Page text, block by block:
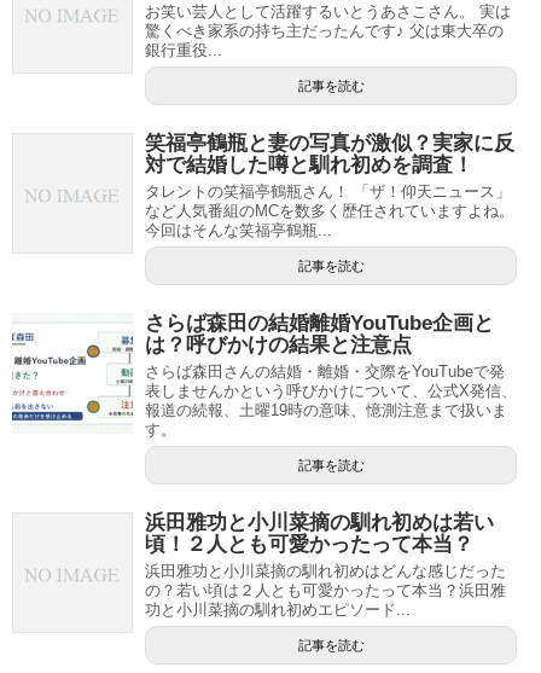
お笑い芸人として活躍するいとうあさこさん。 実は
驚くべき家系の持ち主だったんです♪ 父は東大卒の
銀行重役...
記事を読む
笑福亭鶴瓶と妻の写真が激似？実家に反
対で結婚した噂と馴れ初めを調査！
タレントの笑福亭鶴瓶さん！ 「ザ！仰天ニュース」
など人気番組のMCを数多く歴任されていますよね。
今回はそんな笑福亭鶴瓶...
記事を読む
さらば森田の結婚離婚YouTube企画と
は？呼びかけの結果と注意点
さらば森田さんの結婚・離婚・交際をYouTubeで発
表しませんかという呼びかけについて、公式X発信、
報道の続報、土曜19時の意味、憶測注意まで扱いま
す。
記事を読む
浜田雅功と小川菜摘の馴れ初めは若い
頃！２人とも可愛かったって本当？
浜田雅功と小川菜摘の馴れ初めはどんな感じだった
の？若い頃は２人とも可愛かったって本当？浜田雅
功と小川菜摘の馴れ初めエピソード...
記事を読む